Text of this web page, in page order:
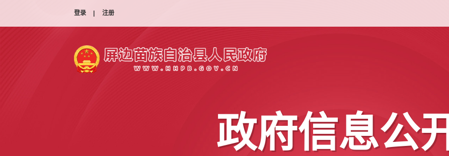
登录 注册
政府信息公